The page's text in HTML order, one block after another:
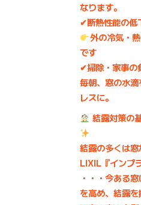
なります。
✔断熱性能の低
外の冷気・
です
✔掃除・家事の
毎朝、窓の水
レスに。
結露対策の
結露の多くは
LIXIL『インプ
・・・今ある
を高め、結露